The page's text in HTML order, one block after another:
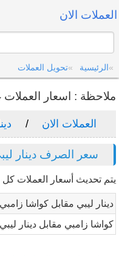
العملات الان
الرئيسية تحويل العملات
ملاحظة : اسعار العملات
العملات الان
سعر الصرف دينار
يتم تحديث أسعار العملات كل
دينار ليبي مقابل كواشا زامبي
كواشا زامبي مقابل دينار ليبي